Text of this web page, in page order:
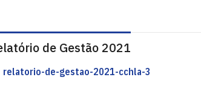
de Gestão 2021
relatorio-de-gestao-2021-cchla-3